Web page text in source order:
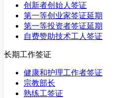
创新者创始人签证
第一等创业家签证延期
第一等投资者签证延期
自费赞助技术工人签证
长期工作签证
健康和护理工作者签证
宗教部长
熟练工签证